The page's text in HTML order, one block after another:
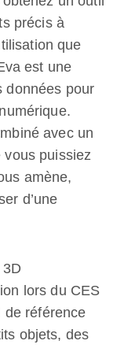
précis à
que
est une
données pour
avec un
puissiez
amène,
d’une
lors du CES
de référence
objets, des